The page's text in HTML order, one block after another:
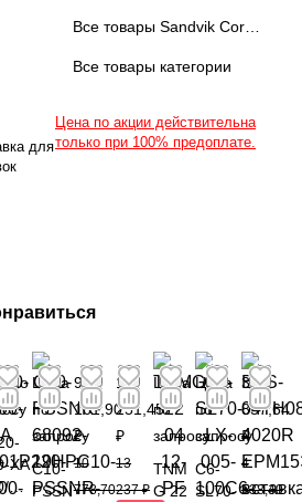
для
Все товары категории
Цена по акции действительна
только при 100% предоплате.
по
XA
Цена
по
запросу
C10-
PSSN
9
161,90
₽
10
778,70
11
251,45
₽
13
237 ₽
Цена
по
запросу
TNM
G 22
Цена
по
запросу
C6-
SL70-
3
857,64
₽
4
538,40